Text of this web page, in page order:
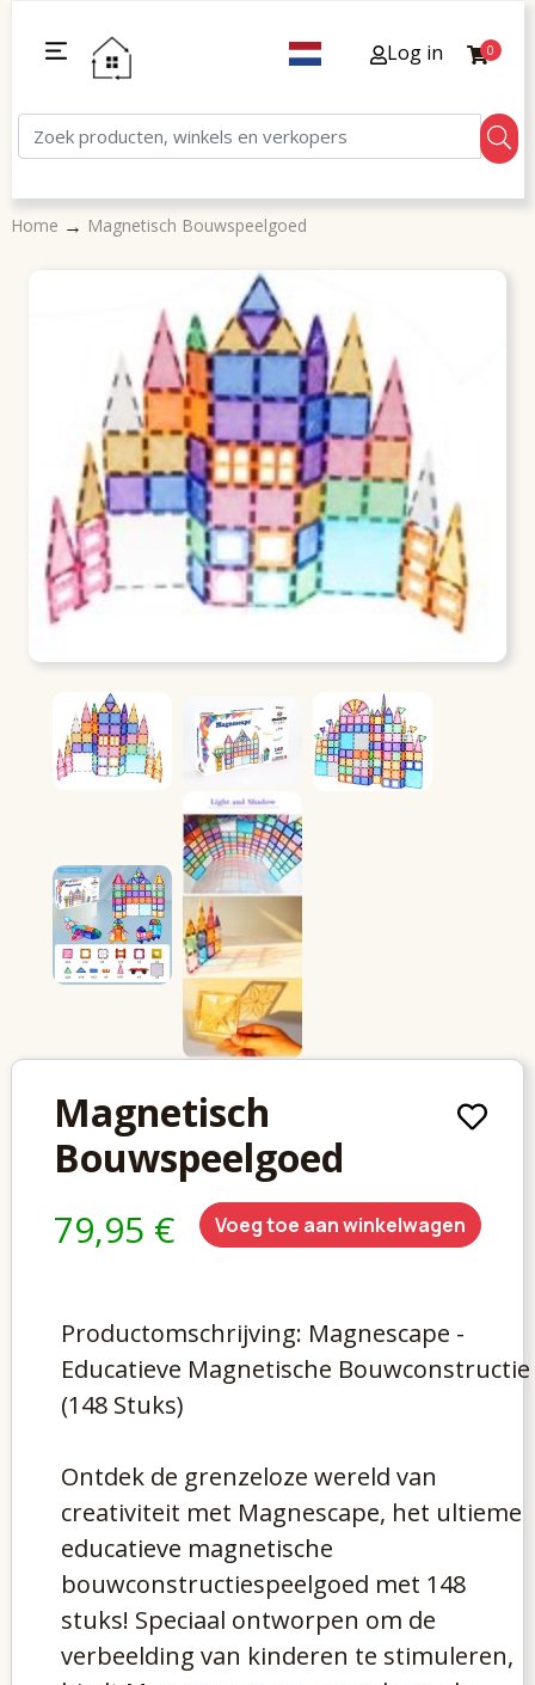
Log in 0
Home → Magnetisch Bouwspeelgoed
Magnetisch
Bouwspeelgoed
79,95 € Voeg toe aan winkelwagen
Productomschrijving: Magnescape -
Educatieve Magnetische Bouwconstructie
(148 Stuks)
Ontdek de grenzeloze wereld van
creativiteit met Magnescape, het ultieme
educatieve magnetische
bouwconstructiespeelgoed met 148
stuks! Speciaal ontworpen om de
verbeelding van kinderen te stimuleren,